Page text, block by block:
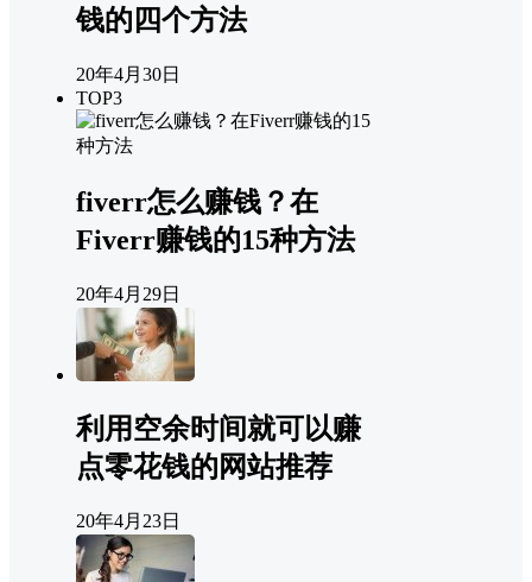
钱的四个方法
20年4月30日
TOP3
fiverr怎么赚钱？在
Fiverr赚钱的15种方法
20年4月29日
利用空余时间就可以赚
点零花钱的网站推荐
20年4月23日